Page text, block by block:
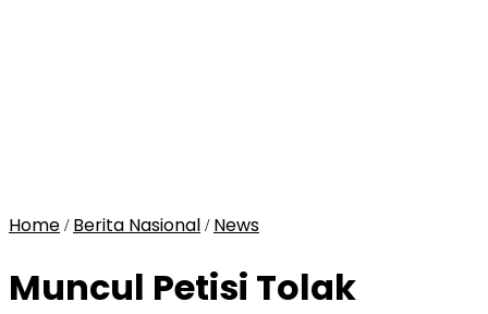
Home / Berita Nasional / News
Muncul Petisi Tolak